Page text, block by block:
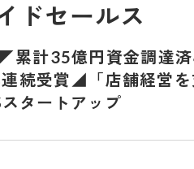
ドセールス
◤累計35億円資金調達
続受賞◢「店舗経営を
タートアップ